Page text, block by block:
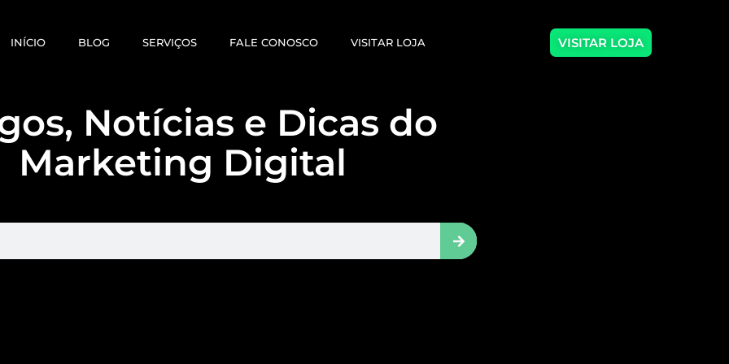
INÍCIO BLOG SERVIÇOS FALE CONOSCO VISITAR LOJA VISITAR LOJA
Notícias e Dicas do
Marketing Digital